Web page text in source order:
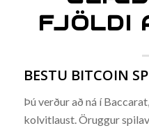
FJÖLDI
BESTU BITCOIN
Þú verður að ná í
kolvitlaust. Öruggur